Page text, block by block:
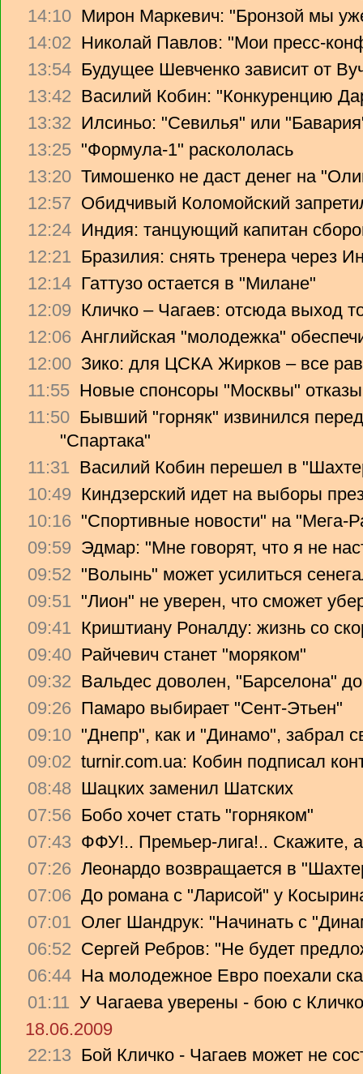
14:10 Мирон Маркевич: "Бронзой мы
14:02 Николай Павлов: "Мои пресс-
13:54 Будущее Шевченко зависит от
13:42 Василий Кобин: "Конкуренцию
13:32 Илсиньо: "Севилья" или
13:25 "Формула-1" раскололась
13:20 Тимошенко не даст денег на
12:57 Обидчивый Коломойский
12:24 Индия: танцующий капитан
12:21 Бразилия: снять тренера через
12:14 Гаттузо остается в "Милане"
12:09 Кличко – Чагаев: отсюда выход
12:06 Английская "молодежка"
12:00 Зико: для ЦСКА Жирков – все
11:55 Новые спонсоры "Москвы"
11:50 Бывший "горняк" извинился
"Спартака"
11:31 Василий Кобин перешел в
10:49 Киндзерский идет на выборы
10:16 "Спортивные новости" на "Мега-
09:59 Эдмар: "Мне говорят, что я не
09:52 "Волынь" может усилиться
09:51 "Лион" не уверен, что сможет
09:41 Криштиану Роналду: жизнь со
09:40 Райчевич станет "моряком"
09:32 Вальдес доволен, "Барселона"
09:26 Памаро выбирает "Сент-Этьен"
09:10 "Днепр", как и "Динамо", забрал
09:02 turnir.com.ua: Кобин подписал
08:48 Шацких заменил Шатских
07:56 Бобо хочет стать "горняком"
07:43 ФФУ!.. Премьер-лига!.. Скажите,
07:26 Леонардо возвращается в
07:06 До романа с "Ларисой" у
07:01 Олег Шандрук: "Начинать с
06:52 Сергей Ребров: "Не будет
06:44 На молодежное Евро поехали
01:11 У Чагаева уверены - бою с
18.06.2009
22:13 Бой Кличко - Чагаев может не